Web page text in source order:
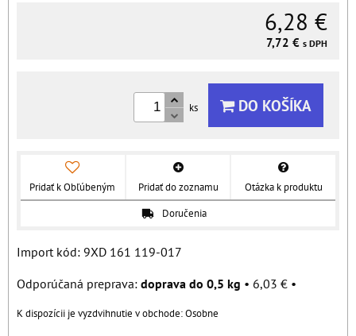
6,28 €
7,72 € s DPH
ks DO KOŠÍKA
Pridať k Obľúbeným Pridať do zoznamu
Otázka k produktu
Doručenia
Import kód: 9XD 161 119-017
doprava do 0,5 kg • 6,03 € •
Osobne